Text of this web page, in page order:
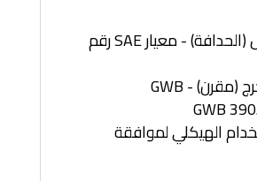
توصيل الدخل (الحدافة) - معيار SAE رقم
توصيلات الخرج (مقرن) - GWB
الهيكلي لموافقة